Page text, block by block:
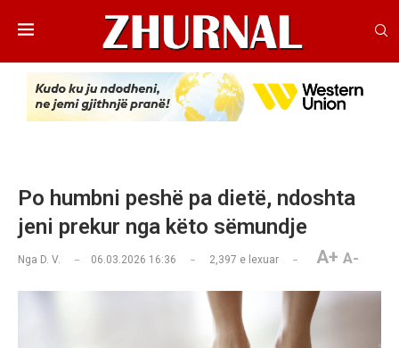
Po humbni peshё pa dietё, ndoshta
jeni prekur nga këto sëmundje
Nga D. V. 06.03.2026 16:36 2,397 e lexuar A+ A-